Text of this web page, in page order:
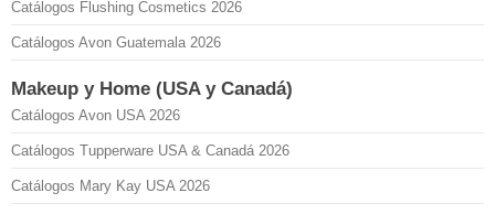
Catálogos Flushing Cosmetics 2026
Catálogos Avon Guatemala 2026
Makeup y Home (USA y Canadá)
Catálogos Avon USA 2026
Catálogos Tupperware USA & Canadá 2026
Catálogos Mary Kay USA 2026